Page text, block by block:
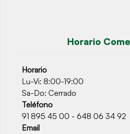
Horario
Horario
Lu-Vi: 8:00-19:00
Sa-Do: Cerrado
Teléfono
91 895 45 00 - 648 06 34 92
Email